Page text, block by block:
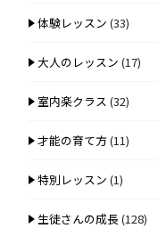
体験レッスン (33)
大人のレッスン (17)
室内楽クラス (32)
才能の育て方 (11)
特別レッスン (1)
生徒さんの成長(128)